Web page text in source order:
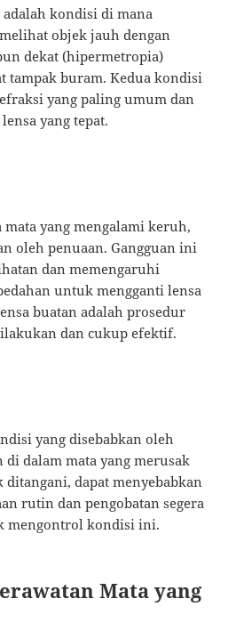
kondisi di mana
objek jauh dengan
dekat (hipermetropia)
tampak buram. Kedua kondisi
yang paling umum dan
yang tepat.
mata yang mengalami keruh,
oleh penuaan. Gangguan ini
dan memengaruhi
untuk mengganti lensa
buatan adalah prosedur
dan cukup efektif.
yang disebabkan oleh
dalam mata yang merusak
ditangani, dapat menyebabkan
rutin dan pengobatan segera
mengontrol kondisi ini.
Mata yang